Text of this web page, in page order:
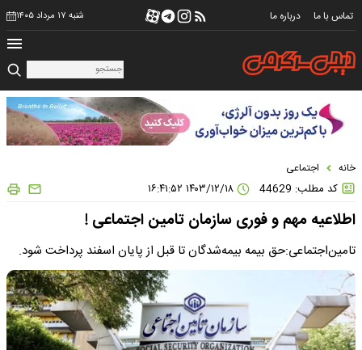
تماس با ما درباره ما شنبه ۱۷ مرداد ۱۴۰۵
خانه اجتماعی
کد مطلب: 44629
اطلاعیه مهم و فوری سازمان تامین اجتماعی !
تامین‌اجتماعی:حق بیمه بیمه‌شدگان تا قبل از پایان اسفند پرداخت شود.